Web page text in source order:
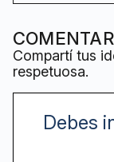
Compartí tus
respetuosa.
Debes